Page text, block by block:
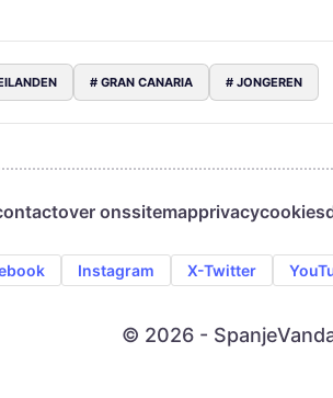
# GRAN CANARIA # JONGEREN
over onssitemapprivacycookies
Instagram X-Twitter
© 2026 -